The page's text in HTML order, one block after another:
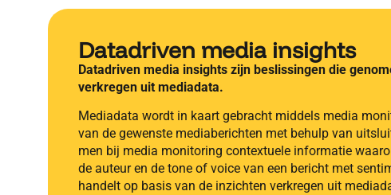
Datadriven media insights
Datadriven media insights zijn beslissingen die
verkregen uit mediadata.
Mediadata wordt in kaart gebracht middels media
van de gewenste mediaberichten met behulp van
men bij media monitoring contextuele informatie
de auteur en de tone of voice van een bericht met
handelt op basis van de inzichten verkregen uit